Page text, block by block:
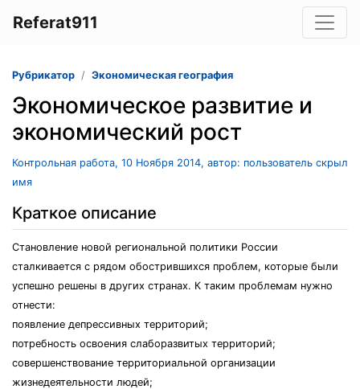
Referat911
Рубрикатор Экономическая география
Экономическое развитие и
экономический рост
Контрольная работа, 10 Ноября 2014, автор: пользователь скрыл
имя
Краткое описание
Становление новой региональной политики России
сталкивается с рядом обострившихся проблем, которые были
успешно решены в других странах. К таким проблемам нужно
отнести:
появление депрессивных территорий;
потребность освоения слаборазвитых территорий;
совершенствование территориальной организации
жизнедеятельности людей;